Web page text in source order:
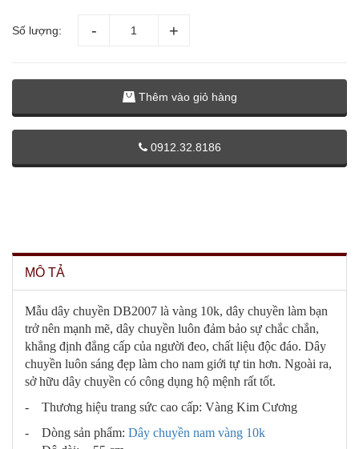
Số lượng:
Thêm vào giỏ hàng
0912.32.8186
MÔ TẢ
Mẫu dây chuyền DB2007 là vàng 10k, dây chuyền làm bạn
trở nên mạnh mẽ, dây chuyền luôn đảm bảo sự chắc chắn,
khẳng định đẳng cấp của người đeo, chất liệu độc đáo. Dây
chuyền luôn sáng đẹp làm cho nam giới tự tin hơn. Ngoài ra,
sở hữu dây chuyền có công dụng hộ mệnh rất tốt.
- Thương hiệu trang sức cao cấp: Vàng Kim Cương
- Dòng sản phẩm: Dây chuyền nam vàng 10k